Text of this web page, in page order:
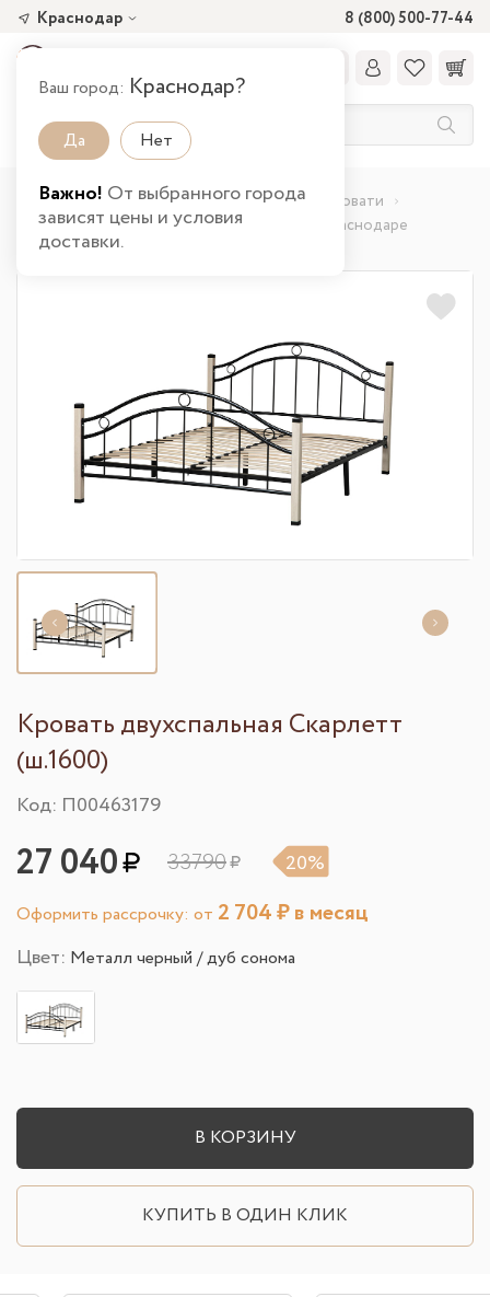
8 (800) 500-77-44
Краснодар
Ваш город: Краснодар?
Да Нет
Важно! От выбранного города
зависят цены и условия
доставки.
Главная Каталог товаров Спальня
Кровати
Кровать двухспальная Скарлетт (ш.1600) в Краснодаре
Кровать двухспальная Скарлетт
(ш.1600)
Код: П00463179
27 040 33790 20%
Оформить рассрочку: от 2 704₽ в месяц
Цвет: Металл черный / дуб сонома
В КОРЗИНУ
КУПИТЬ В ОДИН КЛИК